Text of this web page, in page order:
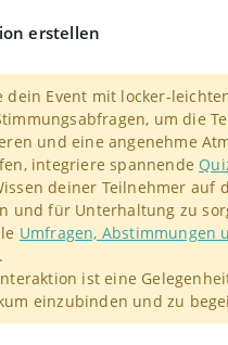
erstellen
dein Event mit locker-
um die
und eine angenehme
integriere spannende
deiner Teilnehmer auf
und für Unterhaltung zu
Umfragen, Abstimmungen
ist eine
einzubinden und zu